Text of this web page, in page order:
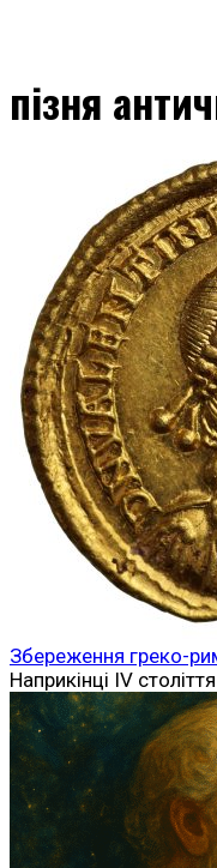
пізня
Збереження греко-
Наприкінці IV